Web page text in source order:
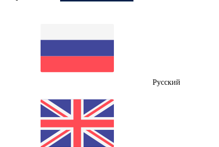
Русский